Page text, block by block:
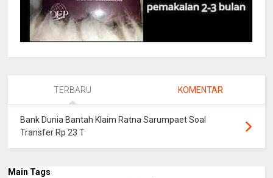
TERBARU KOMENTAR
Bank Dunia Bantah Klaim Ratna Sarumpaet Soal
Transfer Rp 23 T
Main Tags